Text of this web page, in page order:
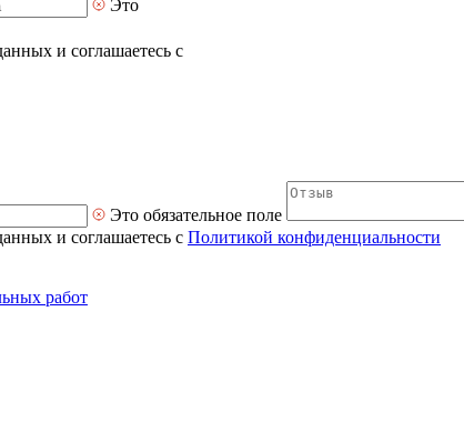
Это
и соглашаетесь с
Это обязательное поле
и соглашаетесь с Политикой конфиденциальности
работ